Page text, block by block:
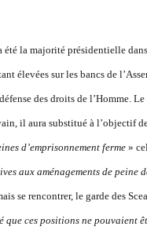
été la majorité présidentielle
élevées sur les bancs de
des droits de l’Homme.
il aura substitué à l’objectif
d’emprisonnement ferme»
aux aménagements de peine
se rencontrer, le garde des
que ces positions ne pouvaient